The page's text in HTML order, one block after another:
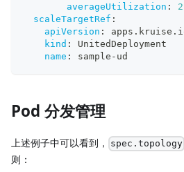
averageUtilization :
2
scaleTargetRef :
apiVersion :
kind :
UnitedDeployment
name : sample - ud
Pod 分发管理
上述例子中可以看到， spec.topology
则：